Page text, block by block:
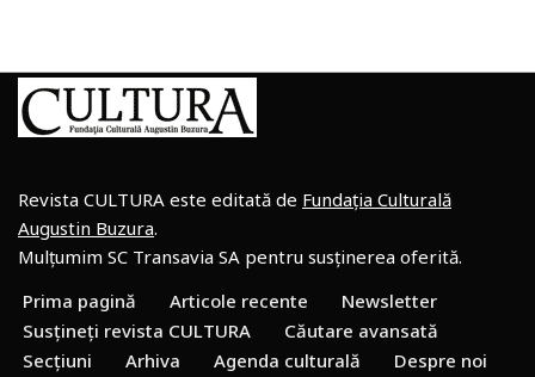
Revista CULTURA este editată de Fundația Culturală
Augustin Buzura.
Mulțumim SC Transavia SA pentru susținerea oferită.
Prima pagină
Articole recente
Newsletter
Susțineți revista CULTURA
Căutare avansată
Secțiuni
Arhiva Agenda culturală
Despre noi